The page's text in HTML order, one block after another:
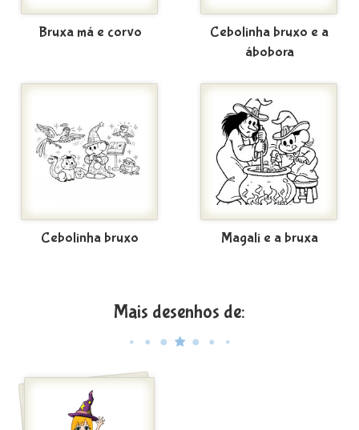
Bruxa má e corvo
Cebolinha bruxo e a
ábobora
Cebolinha bruxo Magali e a bruxa
Mais desenhos de: